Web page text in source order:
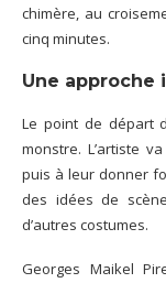
chimère, au
cinq minutes.
Une approche
Le point de départ
monstre. L’artiste
puis à leur donner
des idées de
d’autres costumes.
Georges Maikel